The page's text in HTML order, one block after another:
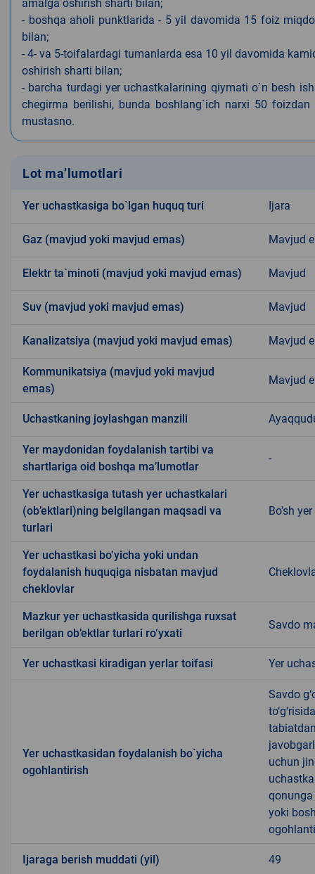
amalga oshirish sharti bilan;
- boshqa aholi punktlarida - 5 yil davomida 15 foiz
bilan;
- 4- va 5-toifalardagi tumanlarda esa 10 yil davomida
oshirish sharti bilan;
- barcha turdagi yer uchastkalarining qiymati o`n besh
chegirma berilishi, bunda boshlang`ich narxi 50
mustasno.
Lot ma’lumotlari
Yer uchastkasiga bo`lgan huquq turi Ijara
Gaz (mavjud yoki mavjud emas) Mavjud
Elektr ta`minoti (mavjud yoki mavjud emas) Mavjud
Suv (mavjud yoki mavjud emas) Mavjud
Kanalizatsiya (mavjud yoki mavjud emas) Mavjud
Kommunikatsiya (mavjud yoki mavjud
emas)
Mavjud
Uchastkaning joylashgan manzili
Yer maydonidan foydalanish tartibi va
shartlariga oid boshqa ma’lumotlar
-
Yer uchastkasiga tutash yer uchastkalari
(ob’ektlari)ning belgilangan maqsadi va
turlari
Bo'sh
Yer uchastkasi bo‘yicha yoki undan
foydalanish huquqiga nisbatan mavjud
cheklovlar
Mazkur yer uchastkasida qurilishga ruxsat
berilgan ob’ektlar turlari ro‘yxati
Savdo
Yer uchastkasi kiradigan yerlar toifasi Yer
Yer uchastkasidan foydalanish bo`yicha
ogohlantirish
Savdo
uchun
yoki
Ijaraga berish muddati (yil) 49